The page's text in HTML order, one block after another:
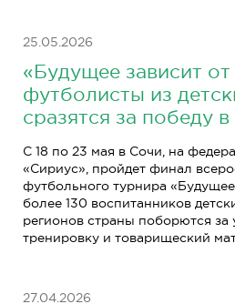
25.05.2026
«Будущее зависит
футболисты из
сразятся за победу
С 18 по 23 мая в Сочи, на
«Сириус», пройдет финал
футбольного турнира «Будущее
более 130 воспитанников
регионов страны поборются
тренировку и товарищеский
27.04.2026